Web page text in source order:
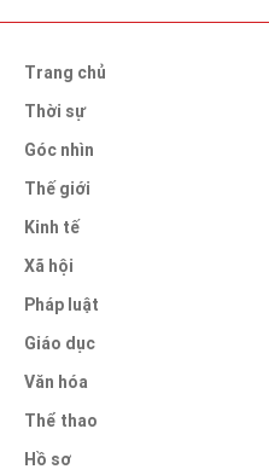
Trang chủ
Thời sự
Góc nhìn
Thế giới
Kinh tế
Xã hội
Pháp luật
Giáo dục
Văn hóa
Thể thao
Hồ sơ